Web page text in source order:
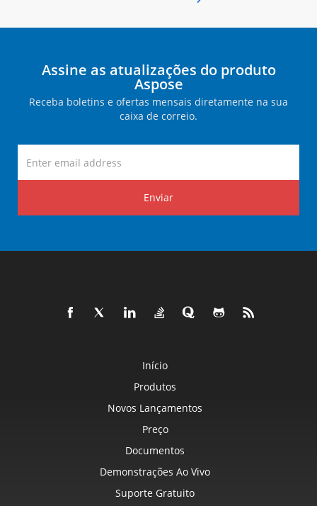
Assine as atualizações do produto
Aspose
Receba boletins e ofertas mensais diretamente na sua
caixa de correio.
Enviar
Início
Produtos
Novos Lançamentos
Preço
Documentos
Demonstrações Ao Vivo
Suporte Gratuito